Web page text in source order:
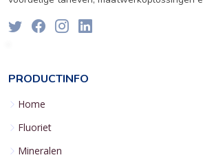
PRODUCTINFO
Home
Fluoriet
Mineralen